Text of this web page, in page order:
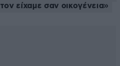
τον είχαμε σαν οικογένεια»